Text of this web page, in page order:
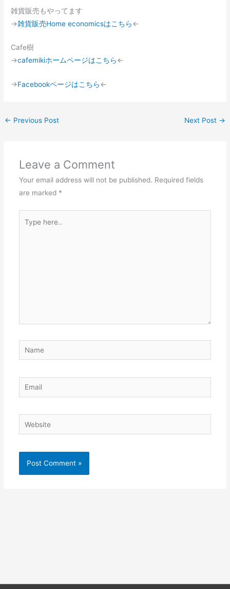
雑貨販売もやってます
→雑貨販売Home economicsはこちら←
Cafe樹
→cafemikiホームページはこちら←
→Facebookページはこちら←
← Previous Post Next Post →
Leave a Comment
Your email address will not be published. Required fields
are marked *
here..
Name
Email
Website